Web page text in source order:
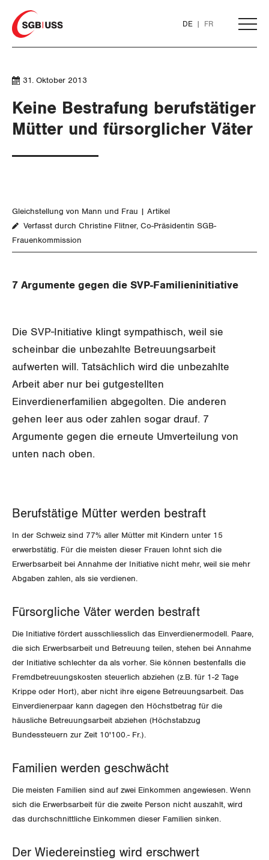
Home
DE FR
THEMEN
Flankierende Massnahmen und
Personenfreizügigkeit
Gewerkschaftsrechte
Finanzen und Steuerpolitik
Geld und Währung
SOZIALPOLITIK
Überbrückungsleistung
Invalidenversicherung
Unfallversicherung
Gesundheit
CORONA-VIRUS
Post
Energie und Umwelt
Kommunikation und Medien
Gleichstellung von Frauen und Männern
Gleichstellung von LGBTI
BILDUNG & JUGEND
GEWERKSCHAFTSPOLITIK
Landesstreik
GEWERKSCHAFTSMITGLIED WERDEN
LOHNRECHNER
Bestellformular
DER SGB
WIR ÜBER UNS
GREMIEN
Feministische Kommission
Jugendkommission
Rentner:innen-Kommission
ZENTRALSEKRETARIAT
KANTONALE BÜNDE
ANGESCHLOSSENE VERBÄNDE
OFFENE STELLEN
Publikationen
Artikel
Medienmitteilungen
Dossier
Vernehmlassungen
Bücher/Broschüren
Blog
Blog Daniel Lampart
Der Europa-Blog
Kontakt
31. Oktober 2013
Keine Bestrafung berufstätiger
Mütter und fürsorglicher Väter
Gleichstellung von Mann und Frau
Artikel
Verfasst durch Christine Flitner, Co-Präsidentin SGB-
Frauenkommission
7 Argumente gegen die SVP-Familieninitiative
Die SVP-Initiative klingt sympathisch, weil sie
scheinbar die unbezahlte Betreuungsarbeit
aufwerten will. Tatsächlich wird die unbezahlte
Arbeit aber nur bei gutgestellten
Einverdienerfamilien abgegolten. Die anderen
gehen leer aus oder zahlen sogar drauf. 7
Argumente gegen die erneute Umverteilung von
unten nach oben.
Berufstätige Mütter werden bestraft
In der Schweiz sind 77% aller Mütter mit Kindern unter 15
erwerbstätig. Für die meisten dieser Frauen lohnt sich die
Erwerbsarbeit bei Annahme der Initiative nicht mehr, weil sie mehr
Abgaben zahlen, als sie verdienen.
Fürsorgliche Väter werden bestraft
Die Initiative fördert ausschliesslich das Einverdienermodell. Paare,
die sich Erwerbsarbeit und Betreuung teilen, stehen bei Annahme
der Initiative schlechter da als vorher. Sie können bestenfalls die
Fremdbetreuungskosten steuerlich abziehen (z.B. für 1-2 Tage
Krippe oder Hort), aber nicht ihre eigene Betreuungsarbeit. Das
Einverdienerpaar kann dagegen den Höchstbetrag für die
häusliche Betreuungsarbeit abziehen (Höchstabzug
Bundessteuern zur Zeit 10'100.- Fr.).
Familien werden geschwächt
Die meisten Familien sind auf zwei Einkommen angewiesen. Wenn
sich die Erwerbsarbeit für die zweite Person nicht auszahlt, wird
das durchschnittliche Einkommen dieser Familien sinken.
Der Wiedereinstieg wird erschwert